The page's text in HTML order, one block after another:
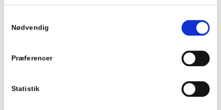
Nødvendig
Præferencer
Statistik
4652 Hårlev